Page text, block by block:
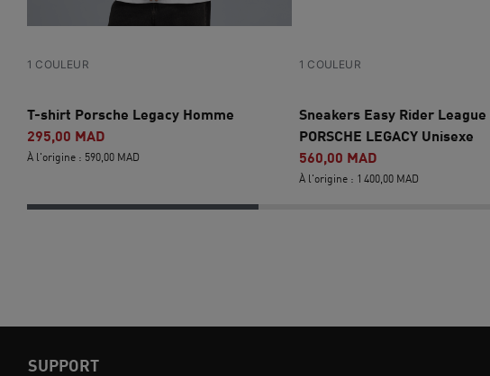
1 COULEUR
T-shirt Porsche Legacy Homme
295,00 MAD
À l'origine : 590,00 MAD
1 COULEUR
Sneakers Easy Rider League
PORSCHE LEGACY Unisexe
560,00 MAD
À l'origine : 1 400,00 MAD
SUPPORT